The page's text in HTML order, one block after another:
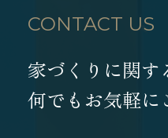
CONTACT US
家づくりに関す
何でもお気軽に